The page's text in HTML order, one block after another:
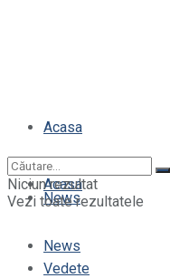
Acasa
News
Vedete
Acasa
News
Niciun rezultat
Vezi toate rezultatele